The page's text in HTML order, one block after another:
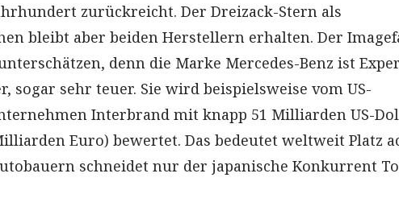
zurückreicht. Der Dreizack-Stern als
bleibt aber beiden Herstellern erhalten. Der
denn die Marke Mercedes-Benz ist
sogar sehr teuer. Sie wird beispielsweise vom US-
Interbrand mit knapp 51 Milliarden US-
Euro) bewertet. Das bedeutet weltweit Platz
schneidet nur der japanische Konkurrent